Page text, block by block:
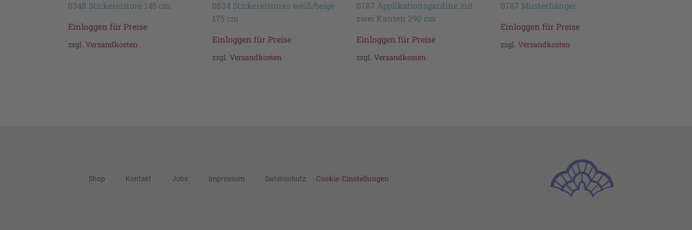
0348 Stickereistore 145 cm
Einloggen für Preise
zzgl. Versandkosten
0834 Stickereistores weiß/beige
175 cm
Einloggen für Preise
zzgl. Versandkosten
0787 Applikationsgardine mit
zwei Kanten 290 cm
Einloggen für Preise
zzgl. Versandkosten
0787 Musterhänger
Einloggen für Preise
zzgl. Versandkosten
Shop Kontakt Jobs Impressum Datenschutz Cookie-Einstellungen